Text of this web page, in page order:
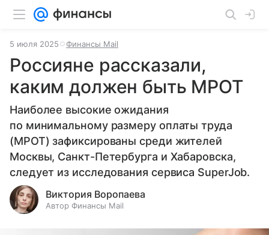
5 июля 2025 Финансы Mail
Россияне рассказали,
каким должен быть МРОТ
Наиболее высокие ожидания
по минимальному размеру оплаты труда
(МРОТ) зафиксированы среди жителей
Москвы, Санкт-Петербурга и Хабаровска,
следует из исследования сервиса SuperJob.
Виктория Воропаева
Автор Финансы Mail